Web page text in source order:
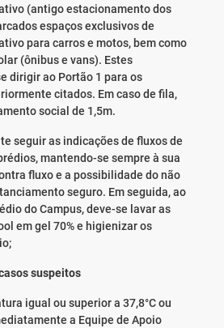
(antigo estacionamento dos
espaços exclusivos de
para carros e motos, bem como
(ônibus e vans). Estes
dirigir ao Portão 1 para os
citados. Em caso de fila,
social de 1,5m.
seguir as indicações de fluxos de
mantendo-se sempre à sua
fluxo e a possibilidade do não
seguro. Em seguida, ao
do Campus, deve-se lavar as
em gel 70% e higienizar os
suspeitos
igual ou superior a 37,8°C ou
a Equipe de Apoio